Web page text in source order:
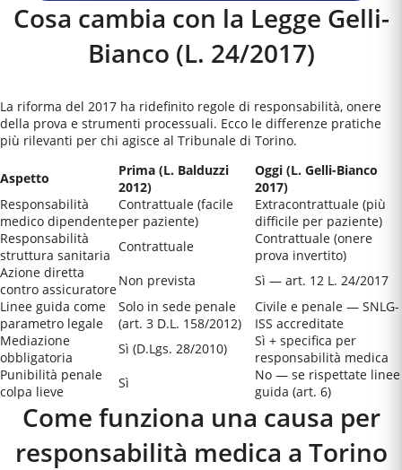
Cosa cambia con la Legge Gelli-
Bianco (L. 24/2017)
La riforma del 2017 ha ridefinito regole di responsabilità, onere
della prova e strumenti processuali. Ecco le differenze pratiche
più rilevanti per chi agisce al Tribunale di Torino.
Aspetto
Prima (L. Balduzzi
2012)
Oggi (L. Gelli-Bianco
2017)
Responsabilità
medico dipendente
Contrattuale (facile
per paziente)
Extracontrattuale (più
difficile per paziente)
Responsabilità
struttura sanitaria
Contrattuale
Contrattuale (onere
prova invertito)
Azione diretta
contro assicuratore
Non prevista
Sì — art. 12 L. 24/2017
Linee guida come
parametro legale
Solo in sede penale
(art. 3 D.L. 158/2012)
Civile e penale — SNLG-
ISS accreditate
Mediazione
obbligatoria
Sì (D.Lgs. 28/2010)
Sì + specifica per
responsabilità medica
Punibilità penale
colpa lieve
Sì
No — se rispettate linee
guida (art. 6)
Come funziona una causa per
responsabilità medica a Torino